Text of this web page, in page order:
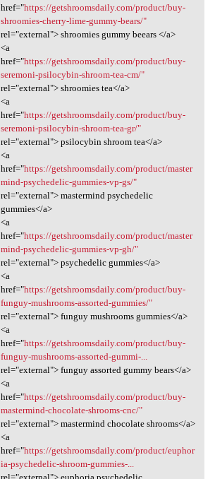
href="https://getshroomsdaily.com/product/buy-
shroomies-cherry-lime-gummy-bears/"
rel="external"> shroomies gummy beears </a>
<a
href="https://getshroomsdaily.com/product/buy-
seremoni-psilocybin-shroom-tea-cm/"
rel="external"> shroomies tea</a>
<a
href="https://getshroomsdaily.com/product/buy-
seremoni-psilocybin-shroom-tea-gr/"
rel="external"> psilocybin shroom tea</a>
<a
href="https://getshroomsdaily.com/product/master
mind-psychedelic-gummies-vp-gs/"
rel="external"> mastermind psychedelic
gummies</a>
<a
href="https://getshroomsdaily.com/product/master
mind-psychedelic-gummies-vp-gh/"
rel="external"> psychedelic gummies</a>
<a
href="https://getshroomsdaily.com/product/buy-
funguy-mushrooms-assorted-gummies/"
rel="external"> funguy mushrooms gummies</a>
<a
href="https://getshroomsdaily.com/product/buy-
funguy-mushrooms-assorted-gummi-...
rel="external"> funguy assorted gummy bears</a>
<a
href="https://getshroomsdaily.com/product/buy-
mastermind-chocolate-shrooms-cnc/"
rel="external"> mastermind chocolate shrooms</a>
<a
href="https://getshroomsdaily.com/product/euphor
ia-psychedelic-shroom-gummies-...